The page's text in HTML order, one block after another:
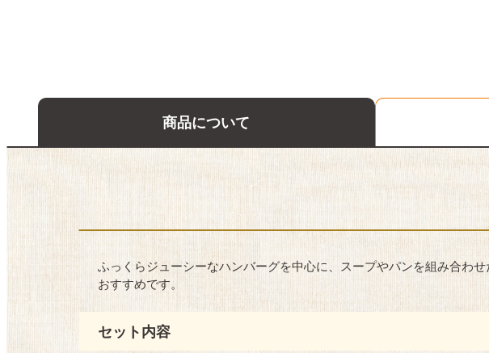
商品について
ふっくらジューシーなハンバーグを中心に、スープやパンを組み合わ
おすすめです。
セット内容